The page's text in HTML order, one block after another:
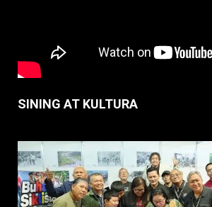
SINING AT KULTURA